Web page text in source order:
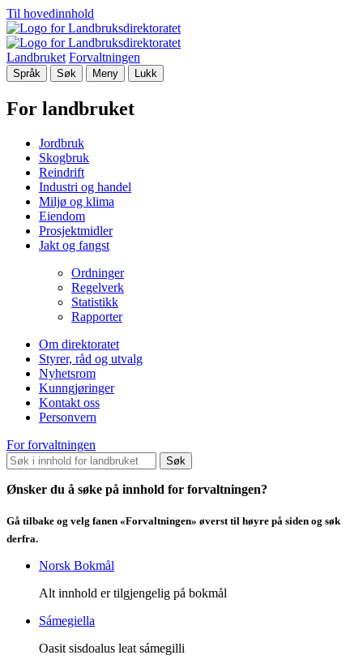
Til hovedinnhold
Landbruket Forvaltningen
Språk Søk Meny Lukk
For landbruket
Jordbruk
Skogbruk
Reindrift
Industri og handel
Miljø og klima
Eiendom
Prosjektmidler
Jakt og fangst
Ordninger
Regelverk
Statistikk
Rapporter
Om direktoratet
Styrer, råd og utvalg
Nyhetsrom
Kunngjøringer
Kontakt oss
Personvern
For forvaltningen
Søk
Ønsker du å søke på innhold for forvaltningen?
Gå tilbake og velg fanen «Forvaltningen» øverst til høyre på siden og søk
derfra.
Norsk Bokmål
Alt innhold er tilgjengelig på bokmål
Sámegiella
Oasit sisdoalus leat sámegilli